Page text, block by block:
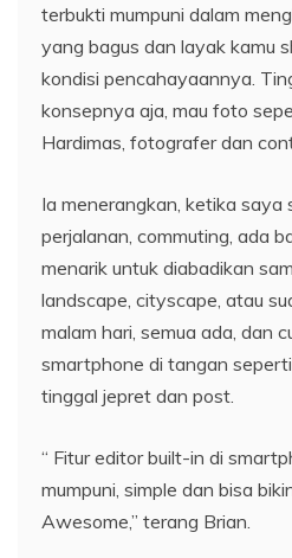
terbukti mumpuni dalam
yang bagus dan layak kamu
kondisi pencahayaannya.
konsepnya aja, mau foto
Hardimas, fotografer dan
Ia menerangkan, ketika saya
perjalanan, commuting, ada
menarik untuk diabadikan
landscape, cityscape, atau
malam hari, semua ada, dan
smartphone di tangan
tinggal jepret dan post.
“ Fitur editor built-in di
mumpuni, simple dan bisa
Awesome,” terang Brian.